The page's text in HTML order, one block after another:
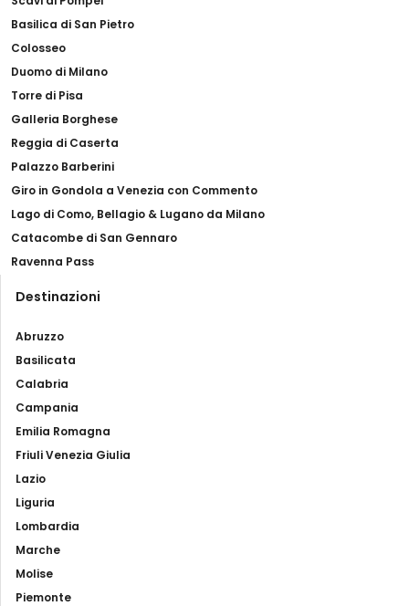
Basilica di San Pietro
Colosseo
Duomo di Milano
Torre di Pisa
Galleria Borghese
Reggia di Caserta
Palazzo Barberini
Giro in Gondola a Venezia con Commento
Lago di Como, Bellagio & Lugano da Milano
Catacombe di San Gennaro
Ravenna Pass
Destinazioni
Abruzzo
Basilicata
Calabria
Campania
Emilia Romagna
Friuli Venezia Giulia
Lazio
Liguria
Lombardia
Marche
Molise
Piemonte